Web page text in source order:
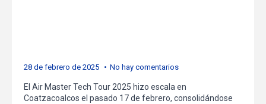
28 de febrero de 2025 No hay comentarios
El Air Master Tech Tour 2025 hizo escala en
Coatzacoalcos el pasado 17 de febrero, consolidándose